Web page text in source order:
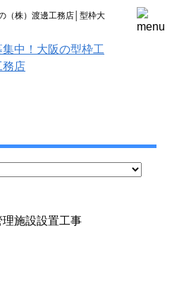
（株）渡邊工務店│型枠大